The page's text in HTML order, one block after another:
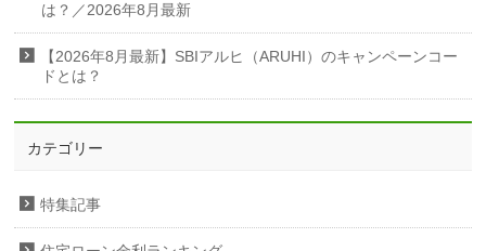
は？／2026年8月最新
【2026年8月最新】SBIアルヒ（ARUHI）のキャンペーンコー
ドとは？
カテゴリー
特集記事